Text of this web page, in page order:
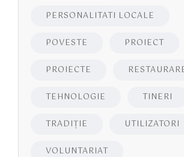
PERSONALITATI LOCALE
POVESTE PROIECT
PROIECTE
TEHNOLOGIE TINERI
TRADIȚIE UTILIZATORI
VOLUNTARIAT